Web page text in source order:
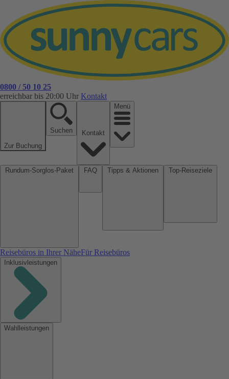
0800 / 50 10 25
erreichbar bis 20:00 Uhr Kontakt
Zur Buchung
Suchen
Menü
Reisebüros in Ihrer NäheFür Reisebüros
Inklusivleistungen
Wahlleistungen